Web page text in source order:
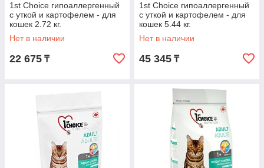
1st Choice гипоаллергенный
с уткой и картофелем - для
кошек 2.72 кг.
Нет в наличии
22 675 ₸
1st Choice гипоаллергенный
с уткой и картофелем - для
кошек 5.44 кг.
Нет в наличии
45 345 ₸